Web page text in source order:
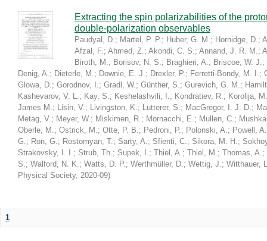
Extracting the spin polarizabilities of the
double-polarization observables
Paudyal, D.; Martel, P. P.; Huber, G. M.; Hornidge, D.;
Afzal, F.; Ahmed, Z.; Akondi, C. S.; Annand, J. R. M.;
Biroth, M.; Borisov, N. S.; Braghieri, A.; Briscoe, W. J.;
Denig, A.; Dieterle, M.; Downie, E. J.; Drexler, P.; Ferretti-Bondy, M. I.;
Glowa, D.; Gorodnov, I.; Gradl, W.; Günther, S.; Gurevich, G. M.;
Kashevarov, V. L.; Kay, S.; Keshelashvili, I.; Kondratiev, R.; Korolija, M.
James M.; Lisin, V.; Livingston, K.; Lutterer, S.; MacGregor, I. J. D.;
Metag, V.; Meyer, W.; Miskimen, R.; Mornacchi, E.; Mullen, C.;
Oberle, M.; Ostrick, M.; Otte, P. B.; Pedroni, P.; Polonski, A.; Powell, A.
G.; Ron, G.; Rostomyan, T.; Sarty, A.; Sfienti, C.; Sikora, M. H.;
Strakovsky, I. I.; Strub, Th.; Supek, I.; Thiel, A.; Thiel, M.; Thomas, A.;
S.; Walford, N. K.; Watts, D. P.; Werthmüller, D.; Wettig, J.; Witthauer,
Physical Society, 2020-09)
1